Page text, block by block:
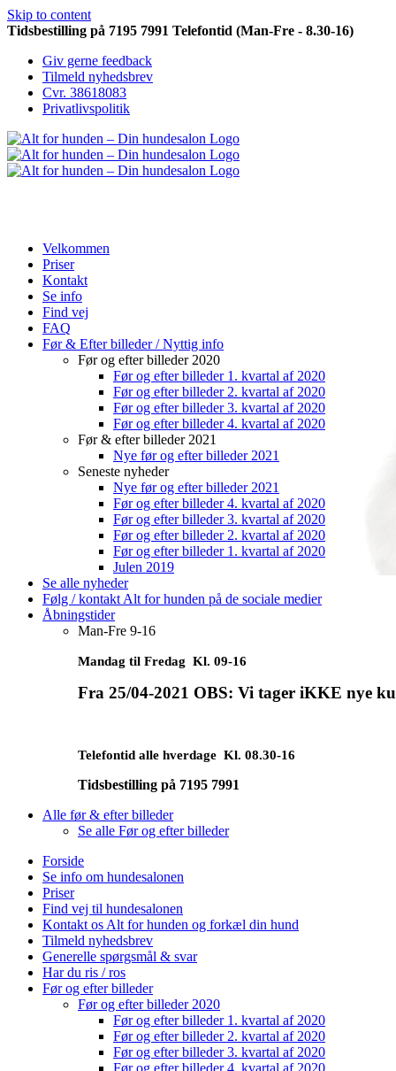
Skip to content
Tidsbestilling på 7195 7991 Telefontid (Man-Fre - 8.30-16)
Giv gerne feedback
Tilmeld nyhedsbrev
Cvr. 38618083
Privatlivspolitik
Velkommen
Priser
Kontakt
Se info
Find vej
FAQ
Før & Efter billeder / Nyttig info
Før og efter billeder 2020
Før og efter billeder 1. kvartal af 2020
Før og efter billeder 2. kvartal af 2020
Før og efter billeder 3. kvartal af 2020
Før og efter billeder 4. kvartal af 2020
Før & efter billeder 2021
Nye før og efter billeder 2021
Seneste nyheder
Nye før og efter billeder 2021
Før og efter billeder 4. kvartal af 2020
Før og efter billeder 3. kvartal af 2020
Før og efter billeder 2. kvartal af 2020
Før og efter billeder 1. kvartal af 2020
Julen 2019
Se alle nyheder
Følg / kontakt Alt for hunden på de sociale medier
Åbningstider
Man-Fre 9-16
Mandag til Fredag Kl. 09-16
Fra 25/04-2021 OBS: Vi tager iKKE nye
Telefontid alle hverdage Kl. 08.30-16
Tidsbestilling på 7195 7991
Alle før & efter billeder
Se alle Før og efter billeder
Forside
Se info om hundesalonen
Priser
Find vej til hundesalonen
Kontakt os Alt for hunden og forkæl din hund
Tilmeld nyhedsbrev
Generelle spørgsmål & svar
Har du ris / ros
Før og efter billeder
Før og efter billeder 2020
Før og efter billeder 1. kvartal af 2020
Før og efter billeder 2. kvartal af 2020
Før og efter billeder 3. kvartal af 2020
Før og efter billeder 4. kvartal af 2020